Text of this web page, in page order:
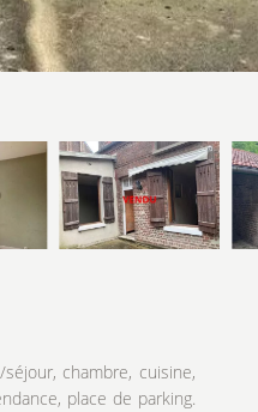
chambre, cuisine,
place de parking.